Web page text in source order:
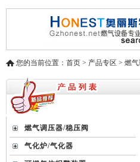
您的当前位置：首页 > 产品专区 > 燃
燃气调压器/稳压阀
气化炉/气化器